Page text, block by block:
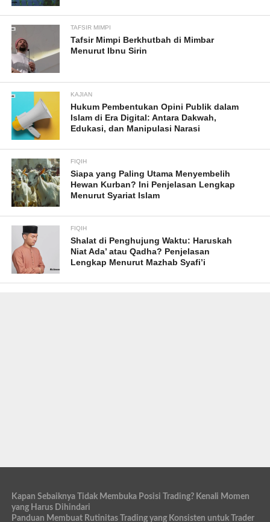
TAFSIR MIMPI
Tafsir Mimpi Berkhutbah di Mimbar
Menurut Ibnu Sirin
KAJIAN
Hukum Pembentukan Opini Publik dalam
Islam di Era Digital: Antara Dakwah,
Edukasi, dan Manipulasi Narasi
FIQIH
Siapa yang Paling Utama Menyembelih
Hewan Kurban? Ini Penjelasan Lengkap
Menurut Syariat Islam
FIQIH
Shalat di Penghujung Waktu: Haruskah
Niat Ada’ atau Qadha? Penjelasan
Lengkap Menurut Mazhab Syafi’i
Kapan Sebaiknya Tidak Membuka Posisi Trading? Kenali Momen
yang Harus Dihindari
Panduan Membuat Rutinitas Trading yang Konsisten untuk Trader